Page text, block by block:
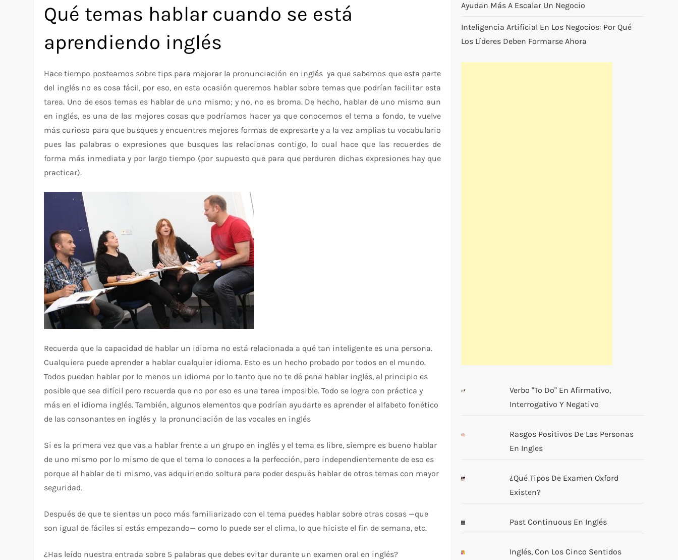
Qué temas hablar cuando se está
aprendiendo inglés
Hace tiempo posteamos sobre tips para mejorar la pronunciación en inglés ya que sabemos que esta parte
del inglés no es cosa fácil, por eso, en esta ocasión queremos hablar sobre temas que podrían facilitar esta
tarea. Uno de esos temas es hablar de uno mismo; y no, no es broma. De hecho, hablar de uno mismo aun
en inglés, es una de las mejores cosas que podríamos hacer ya que conocemos el tema a fondo, te vuelve
más curioso para que busques y encuentres mejores formas de expresarte y a la vez amplias tu vocabulario
pues las palabras o expresiones que busques las relacionas contigo, lo cual hace que las recuerdes de
forma más inmediata y por largo tiempo (por supuesto que para que perduren dichas expresiones hay que
practicar).
Recuerda que la capacidad de hablar un idioma no está relacionada a qué tan inteligente es una persona.
Cualquiera puede aprender a hablar cualquier idioma. Esto es un hecho probado por todos en el mundo.
Todos pueden hablar por lo menos un idioma por lo tanto que no te dé pena hablar inglés, al principio es
posible que sea difícil pero recuerda que no por eso es una tarea imposible. Todo se logra con práctica y
más en el idioma inglés. También, algunos elementos que podrían ayudarte es aprender el alfabeto fonético
de las consonantes en inglés y la pronunciación de las vocales en inglés
Si es la primera vez que vas a hablar frente a un grupo en inglés y el tema es libre, siempre es bueno hablar
de uno mismo por lo mismo de que el tema lo conoces a la perfección, pero independientemente de eso es
porque al hablar de ti mismo, vas adquiriendo soltura para poder después hablar de otros temas con mayor
seguridad.
Después de que te sientas un poco más familiarizado con el tema puedes hablar sobre otras cosas —que
son igual de fáciles si estás empezando— como lo puede ser el clima, lo que hiciste el fin de semana, etc.
¿Has leído nuestra entrada sobre 5 palabras que debes evitar durante un examen oral en inglés?
Ayudan Más A Escalar Un Negocio
Inteligencia Artificial En Los Negocios: Por Qué
Los Líderes Deben Formarse Ahora
Verbo "to Do" En Afirmativo,
Interrogativo Y Negativo
Rasgos Positivos De Las Personas
En Ingles
¿Qué Tipos De Examen Oxford
Existen?
Past Continuous En Inglés
Inglés, Con Los Cinco Sentidos